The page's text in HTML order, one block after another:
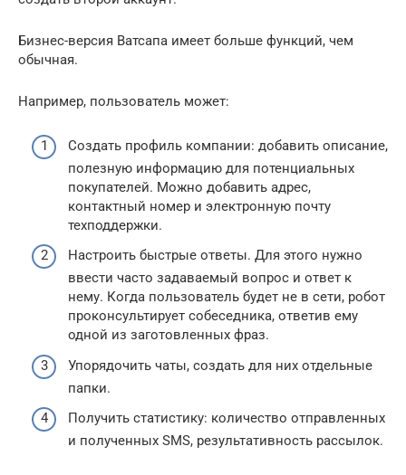
Бизнес-версия Ватсапа имеет больше функций, чем
обычная.
Например, пользователь может:
Создать профиль компании: добавить описание,
полезную информацию для потенциальных
покупателей. Можно добавить адрес,
контактный номер и электронную почту
техподдержки.
Настроить быстрые ответы. Для этого нужно
ввести часто задаваемый вопрос и ответ к
нему. Когда пользователь будет не в сети, робот
проконсультирует собеседника, ответив ему
одной из заготовленных фраз.
Упорядочить чаты, создать для них отдельные
папки.
Получить статистику: количество отправленных
и полученных SMS, результативность рассылок.